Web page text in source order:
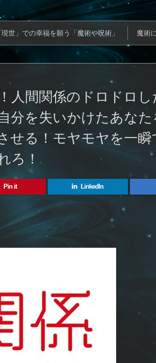
世」での幸福を願う「魔術や呪術」 魔術
人間関係のドロドロし
分を失いかけたあな
せる！モヤモヤを一瞬
ろ！
Pin it LinkedIn